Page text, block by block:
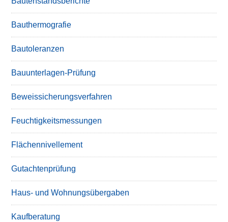
Bauthermografie
Bautoleranzen
Bauunterlagen-Prüfung
Beweissicherungsverfahren
Feuchtigkeitsmessungen
Flächennivellement
Gutachtenprüfung
Haus- und Wohnungsübergaben
Kaufberatung